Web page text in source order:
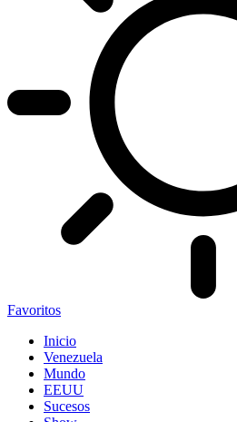
Favoritos
Inicio
Venezuela
Mundo
EEUU
Sucesos